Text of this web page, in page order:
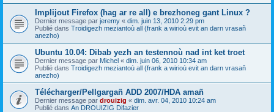
Implijout Firefox (hag ar re all) e brezhoneg gant Linux ?
Dernier message par jeremy « dim. juin 13, 2010 2:29 pm
Publié dans Troidigezh meziantoù all (frank a wirioù evit an darn vrasañ
anezho)
Ubuntu 10.04: Dibab yezh an testennoù nad int ket troet
Dernier message par Michel « dim. juin 06, 2010 10:34 am
Publié dans Troidigezh meziantoù all (frank a wirioù evit an darn vrasañ
anezho)
Télécharger/Pellgargañ ADD 2007/HDA amañ
Dernier message par drouizig « dim. avr. 04, 2010 10:24 am
Publié dans An DROUIZIG Difazier